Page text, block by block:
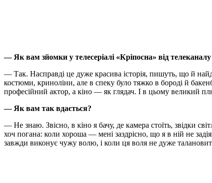
— Як вам зйомки у телесеріалі «Кріпосна» від
— Так. Насправді це дуже красива історія, пишуть, що й
костюми, криноліни, але в спеку було тяжко в бороді й
професійний актор, а кіно — як глядач. І в цьому великий
— Як вам так вдається?
— Не знаю. Звісно, в кіно я бачу, де камера стоїть, звідки
хоч погана: коли хороша — мені заздрісно, що я в ній не
завжди виконує чужу волю, і коли ця воля не дуже